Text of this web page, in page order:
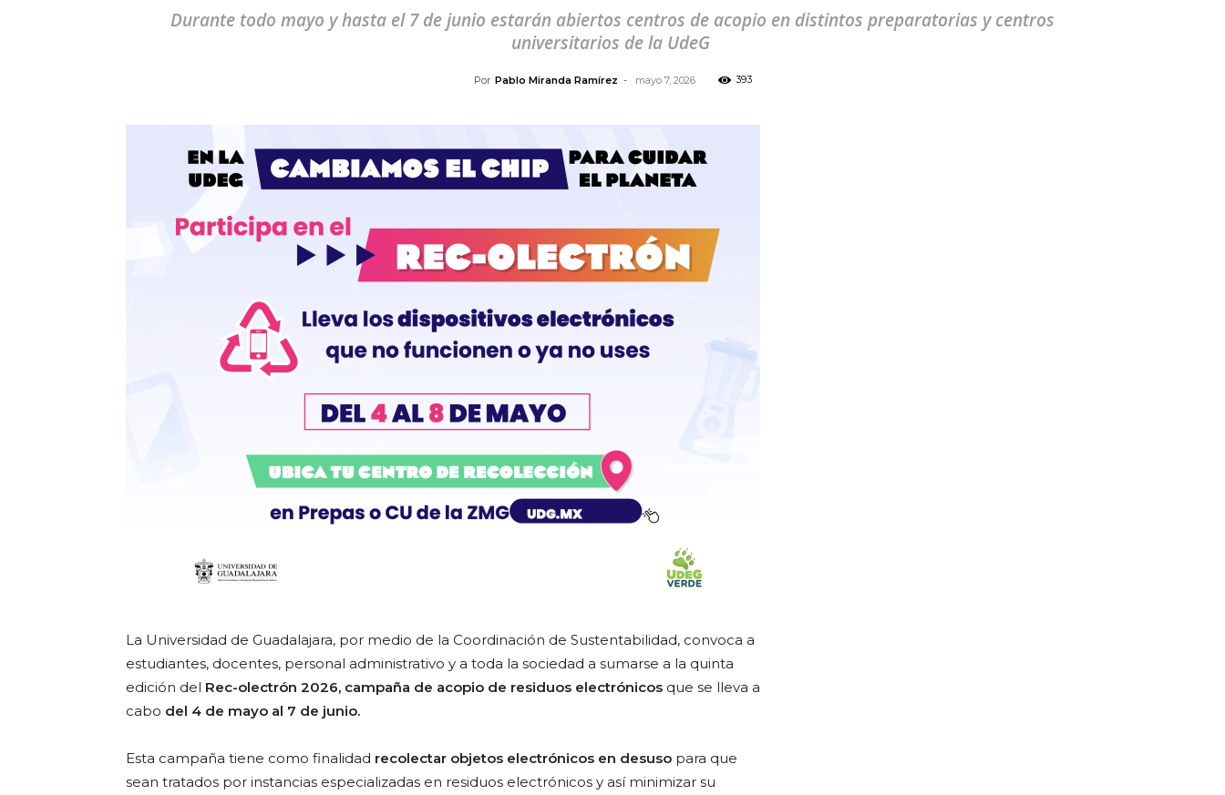
Durante todo mayo y hasta el 7 de junio estarán abiertos centros de acopio en distintos preparatorias y centros
universitarios de la UdeG
Por Pablo Miranda Ramírez - mayo 7, 2026 393
La Universidad de Guadalajara, por medio de la Coordinación de Sustentabilidad, convoca a
estudiantes, docentes, personal administrativo y a toda la sociedad a sumarse a la quinta
edición del Rec-olectrón 2026, campaña de acopio de residuos electrónicos que se lleva a
cabo del 4 de mayo al 7 de junio.
Esta campaña tiene como finalidad recolectar objetos electrónicos en desuso para que
sean tratados por instancias especializadas en residuos electrónicos y así minimizar su